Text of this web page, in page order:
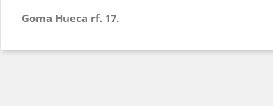
Goma Hueca rf. 17.